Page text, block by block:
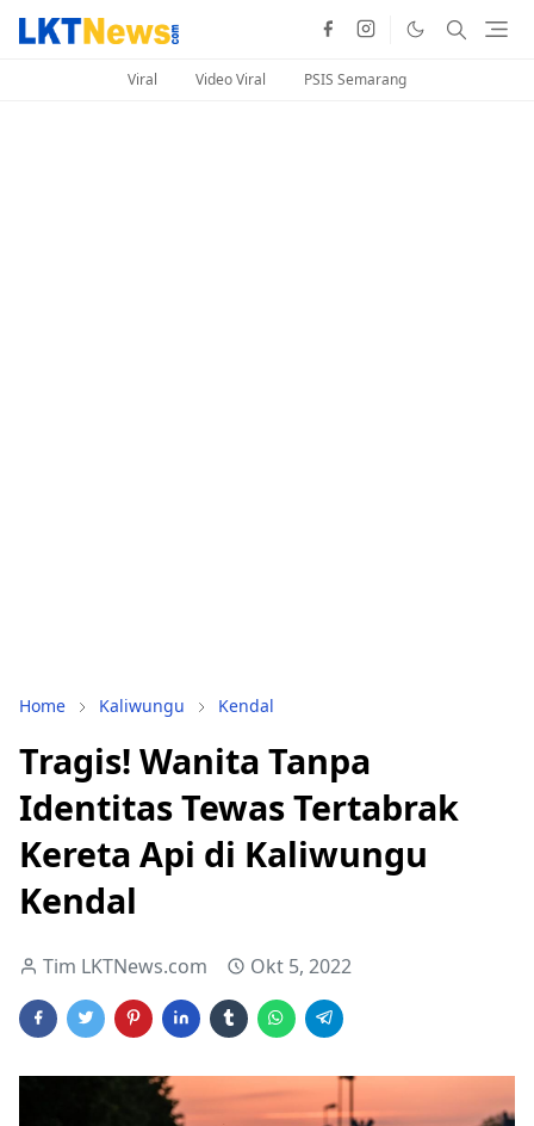
Viral Video Viral PSIS Semarang
Home Kaliwungu Kendal
Tragis! Wanita Tanpa
Identitas Tewas Tertabrak
Kereta Api di Kaliwungu
Kendal
Tim LKTNews.com Okt 5, 2022